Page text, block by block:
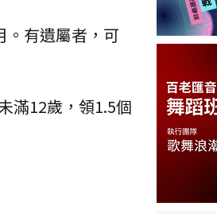
有遺屬者，可
滿12歲，領1.5個